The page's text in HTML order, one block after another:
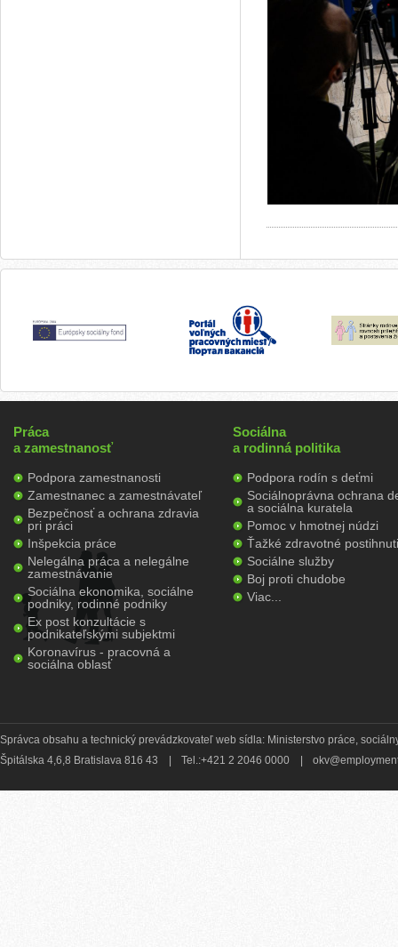
Práca
a zamestnanosť
Podpora zamestnanosti
Zamestnanec a zamestnávateľ
Bezpečnosť a ochrana zdravia
pri práci
Inšpekcia práce
Nelegálna práca a nelegálne
zamestnávanie
Sociálna ekonomika, sociálne
podniky, rodinné podniky
Ex post konzultácie s
podnikateľskými subjektmi
Koronavírus - pracovná a
sociálna oblasť
Sociálna
a rodinná politika
Podpora rodín s deťmi
Sociálnoprávna ochrana
a sociálna kuratela
Pomoc v hmotnej núdzi
Ťažké zdravotné
Sociálne služby
Boj proti chudobe
Viac...
Správca obsahu a technický prevádzkovateľ web sídla: Ministerstvo práce,
Špitálska 4,6,8 Bratislava 816 43
Tel.:+421 2 2046 0000